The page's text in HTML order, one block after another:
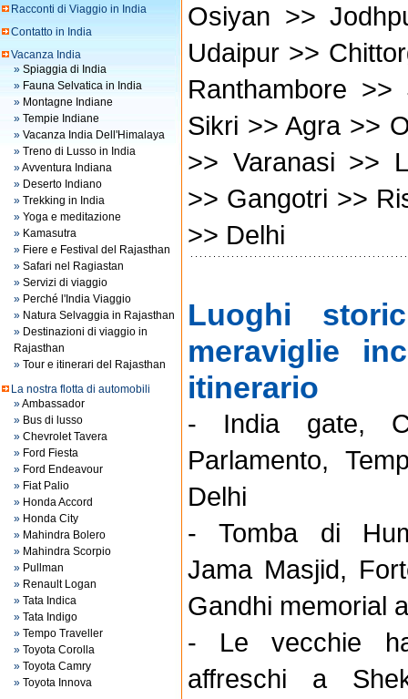
Racconti di Viaggio in India
Contatto in India
Vacanza India
» Spiaggia di India
» Fauna Selvatica in India
» Montagne Indiane
» Tempie Indiane
» Vacanza India Dell'Himalaya
» Treno di Lusso in India
»Avventura Indiana
» Deserto Indiano
» Trekking in India
» Yoga e meditazione
» Kamasutra
» Fiere e Festival del Rajasthan
» Safari nel Ragiastan
» Servizi di viaggio
» Perché l'India Viaggio
» Natura Selvaggia in Rajasthan
» Destinazioni di viaggio in
Rajasthan
» Tour e itinerari del Rajasthan
La nostra flotta di automobili
»Ambassador
» Bus di lusso
» Chevrolet Tavera
» Ford Fiesta
» Ford Endeavour
» Fiat Palio
» Honda Accord
» Honda City
» Mahindra Bolero
» Mahindra Scorpio
» Pullman
» Renault Logan
» Tata Indica
» Tata Indigo
» Tempo Traveller
» Toyota Corolla
» Toyota Camry
» Toyota Innova
Osiyan >>
Udaipur >>
Ranthambore
Sikri >> Agra >>
>> Varanasi >>
>> Gangotri >>
>> Delhi
Luoghi
meraviglie
itinerario
- India gate,
Parlamento,
Delhi
- Tomba di
Jama Masjid,
Gandhi memorial
- Le vecchie
affreschi a